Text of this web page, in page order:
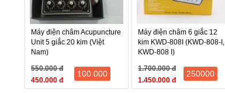
- 5 dây điện châm (1 ra 2)
Máy điện châm Acupuncture
Unit 5 giắc 20 kim (Việt
Nam)
550.000 đ
450.000 đ
100.000
Máy điện châm 6 giắc 12
kim KWD-808I (KWD-808-I,
KWD-808 I)
1.700.000 đ
1.450.000 đ
250000